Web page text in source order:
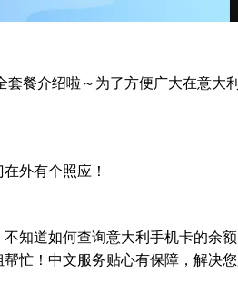
餐介绍啦～为了方便广大在意大
外有个照应！
知道如何查询意大利手机卡的余
忙！中文服务贴心有保障，解决